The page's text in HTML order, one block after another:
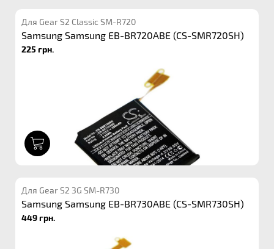
Для Gear S2 Classic SM-R720
Samsung Samsung EB-BR720ABE (CS-SMR720SH)
225 грн.
Для Gear S2 3G SM-R730
Samsung Samsung EB-BR730ABE (CS-SMR730SH)
449 грн.